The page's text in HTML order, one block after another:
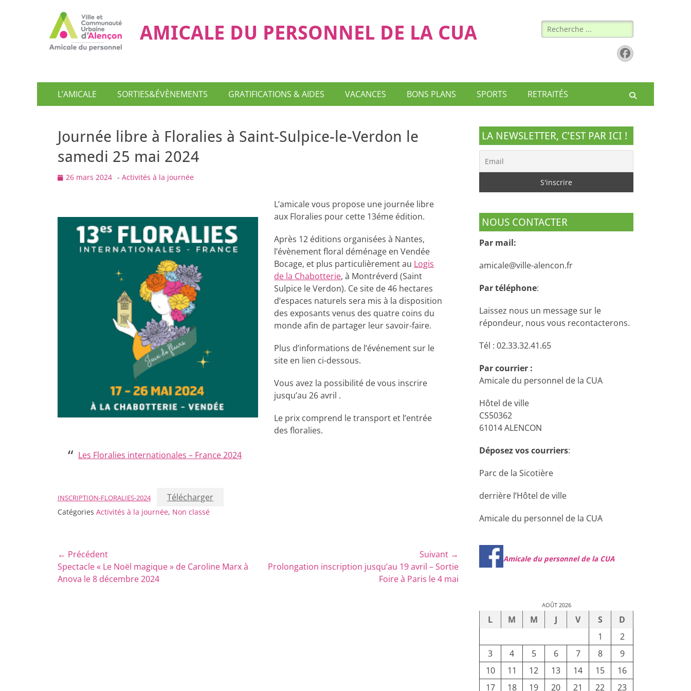
AMICALE DU PERSONNEL DE LA CUA Rechercher :
Facebook
Menu
principal
L’AMICALE SORTIES&ÉVÈNEMENTS GRATIFICATIONS & AIDES VACANCES BONS PLANS SPORTS RETRAITÉS
Journée libre à Floralies à Saint-Sulpice-le-Verdon le
samedi 25 mai 2024
Posted
26 mars 2024 - Activités à la journée
L’amicale vous propose une journée libre
aux Floralies pour cette 13éme édition.
Après 12 éditions organisées à Nantes,
l’évènement floral déménage en Vendée
Bocage, et plus particulièrement au Logis
de la Chabotterie, à Montréverd (Saint
Sulpice le Verdon). Ce site de 46 hectares
d’espaces naturels sera mis à la disposition
des exposants venus des quatre coins du
monde afin de partager leur savoir-faire.
Plus d’informations de l’événement sur le
site en lien ci-dessous.
Vous avez la possibilité de vous inscrire
jusqu’au 26 avril .
Le prix comprend le transport et l’entrée
des floralies.
Les Floralies internationales – France 2024
INSCRIPTION-FLORALIES-2024 Télécharger
Catégories Activités à la journée, Non classé
Navigation
de
← Précédent
Article
précédent :
Spectacle « Le Noël magique » de Caroline Marx à
Anova le 8 décembre 2024
Suivant →
Article
Prolongation inscription jusqu’au 19 avril – Sortie
Foire à Paris le 4 mai
LA NEWSLETTER, C’EST PAR ICI !
NOUS CONTACTER
Par mail:
amicale@ville-alencon.fr
Par téléphone:
Laissez nous un message sur le
répondeur, nous vous recontacterons.
Tél : 02.33.32.41.65
Par courrier :
Amicale du personnel de la CUA
Hôtel de ville
CS50362
61014 ALENCON
Déposez vos courriers:
Parc de la Sicotière
derrière l’Hôtel de ville
Amicale du personnel de la CUA
Amicale du personnel de la CUA
AOÛT 2026
L M M J V S
D
1
2
3
4 5 6 7 8
9
10
11 12 13 14 15
16
17
18 19 20 21 22 23